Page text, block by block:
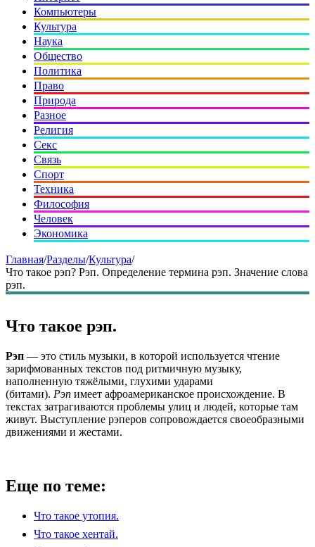
Компьютеры
Культура
Наука
Общество
Политика
Право
Природа
Разное
Религия
Секс
Связь
Спорт
Техника
Философия
Человек
Экономика
Главная/Разделы/Культура/
Что такое рэп? Рэп. Определение термина рэп. Значение слова
рэп.
Что такое рэп.
Рэп — это стиль музыки, в которой используется чтение
зарифмованных текстов под ритмичную музыку,
наполненную тяжёлыми, глухими ударами
(битами). Рэп имеет афроамериканское происхождение. В
текстах затрагиваются проблемы улиц и людей, которые там
живут. Выступление рэперов сопровождается своеобразными
движениями и жестами.
Еще по теме:
Что такое утопия.
Что такое хентай.